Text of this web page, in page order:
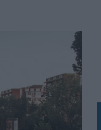
CARAS DE LA MISMA